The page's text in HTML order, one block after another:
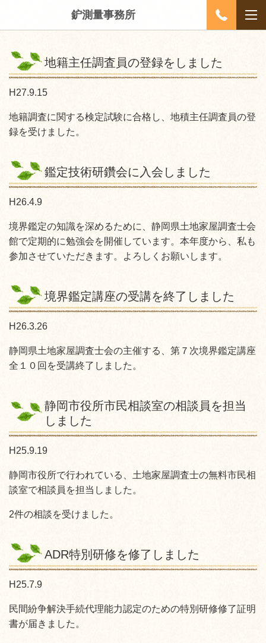
鈩測量事務所
地籍主任調査員の登録をしました
H27.9.15
地籍調査に関する検定試験に合格し、地積主任調査員の登
録を受けました。
鑑定技術研鑽会に入会しました
H26.4.9
境界鑑定の知識を深めるために、静岡県土地家屋調査士会
館で定期的に勉強会を開催しています。本年度から、私も
参加させていただきます。よろしくお願いします。
境界鑑定講座の受講を終了しました
H26.3.26
静岡県土地家屋調査士会の主催する、第７次境界鑑定講座
全１０回を受講終了しました。
静岡市役所市民相談室の相談員を担当
しました
H25.9.19
静岡市役所で行われている、土地家屋調査士の無料市民相
談室で相談員を担当しました。
2件の相談を受けました。
ADR特別研修を修了しました
H25.7.9
民間紛争解決手続代理能力認定のための特別研修修了証明
書が届きました。